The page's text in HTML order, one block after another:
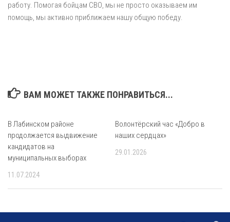
работу. Помогая бойцам СВО, мы не просто оказываем им
помощь, мы активно приближаем нашу общую победу.
ВАМ МОЖЕТ ТАКЖЕ ПОНРАВИТЬСЯ...
В Лабинском районе
продолжается выдвижение
кандидатов на
муниципальных выборах
11.07.2024
Волонтёрский час «Добро в
наших сердцах»
29.01.2026